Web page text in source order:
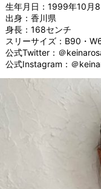
生年月日：1999年10月8
出身：香川県
身長：168センチ
スリーサイズ：B90・
公式Twitter： ＠
公式Instagram： ＠